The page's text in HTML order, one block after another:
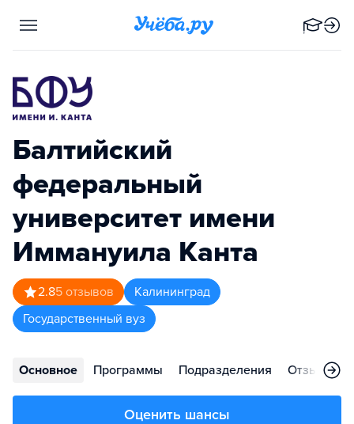
Балтийский
федеральный
университет имени
Иммануила Канта
2.85 отзывов
Калининград
Государственный вуз
Основное Программы Подразделения Отзывы
Оценить шансы